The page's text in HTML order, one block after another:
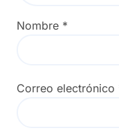
Nombre *
Correo electrónico